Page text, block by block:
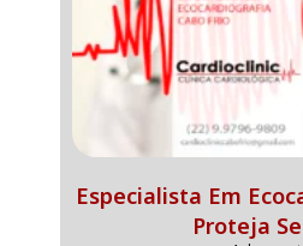
Especialista Em
Proteja